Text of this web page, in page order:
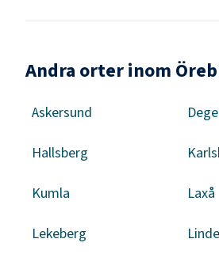
Andra orter inom
Askersund
Hallsberg
Kumla Laxå
Lekeberg